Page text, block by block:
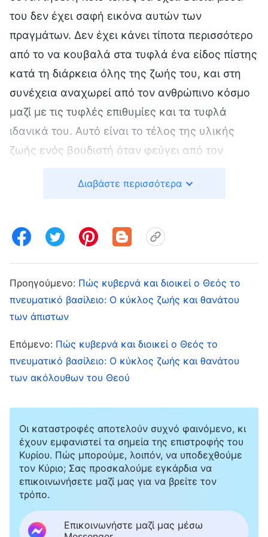
του δεν έχει σαφή εικόνα αυτών των
πραγμάτων. Δεν έχει κάνει τίποτα περισσότερο
από το να κουβαλά στα τυφλά ένα είδος πίστης
κατά τη διάρκεια όλης της ζωής του, και στη
συνέχεια αναχωρεί από τον ανθρώπινο κόσμο
μαζί με τις τυφλές επιθυμίες και τα τυφλά
ιδανικά του. Αυτό είναι το τέλος της υλικής
ζωής ενός βουδιστή όταν φεύγει από τον
αρχική του θέση στο πνευματικό βασίλειο. Το
επιστρέψει στη γη και να συνεχίσει την
αυτοκαλλιέργειά του εξαρτάται από τη
συμπεριφορά και την άσκησή του πριν από τον
θάνατό του. Εάν δεν έκανε τίποτα λάθος κατά
τη διάρκεια της ζωής του, θα μετενσαρκωθεί
γρήγορα και θα σταλεί ξανά στη γη, όπου και
πάλι θα γίνει μοναχός ή μοναχή. Με άλλα
λόγια, κάνει πράξη την αυτοκαλλιέργεια κατά
τη διάρκεια της φυσικής του ζωής σύμφωνα με
βασίλειο, όταν ολοκληρωθεί η φυσική ζωή του,
όπου εξετάζεται. Κατόπιν, εάν δεν προκύψουν
προβλήματα, μπορεί να επιστρέψει και πάλι
στον κόσμο του ανθρώπου και να ασπαστεί για
μια ακόμη φορά τον βουδισμό, συνεχίζοντας
έτσι την άσκησή του. Αφού μετενσαρκωθεί
Διαβάστε περισσότερα
Προηγούμενο: Πώς κυβερνά και διοικεί ο Θεός το
πνευματικό βασίλειο: Ο κύκλος ζωής και θανάτου
των άπιστων
Επόμενο: Πώς κυβερνά και διοικεί ο Θεός το
πνευματικό βασίλειο: Ο κύκλος ζωής και θανάτου
των ακόλουθων του Θεού
Οι καταστροφές αποτελούν συχνό φαινόμενο, κι
έχουν εμφανιστεί τα σημεία της επιστροφής του
Κυρίου. Πώς μπορούμε, λοιπόν, να υποδεχθούμε
τον Κύριο; Σας προσκαλούμε εγκάρδια να
επικοινωνήσετε μαζί μας για να βρείτε τον
τρόπο.
Επικοινωνήστε μαζί μας μέσω